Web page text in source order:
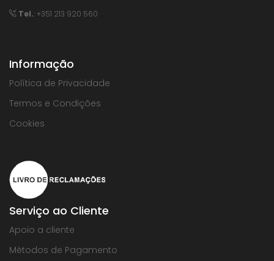
Tel.: +351 213 920 560
Informação
Política de Privacidade
Termos e Condições
Cookies
Serviço ao Cliente
Apoio a cliente
Métodos de Pagamento